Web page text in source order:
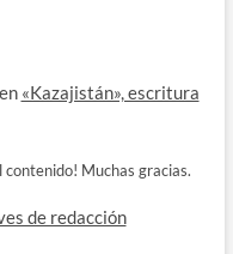
en «Kazajistán», escritura
Muchas gracias.
de redacción